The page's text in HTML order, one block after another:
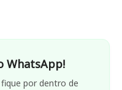
WhatsApp!
por dentro de